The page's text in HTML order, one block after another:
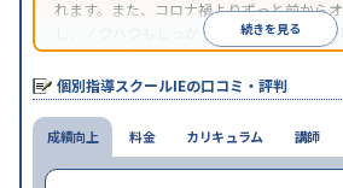
れます。また、コロナ禍よりずっと前から
し、ノウハウもしっかりとしています。AI
な個別指導塾です。
続きを見る
個別指導スクールIEの口コミ・評判
成績向上 料金 カリキュラム 講師